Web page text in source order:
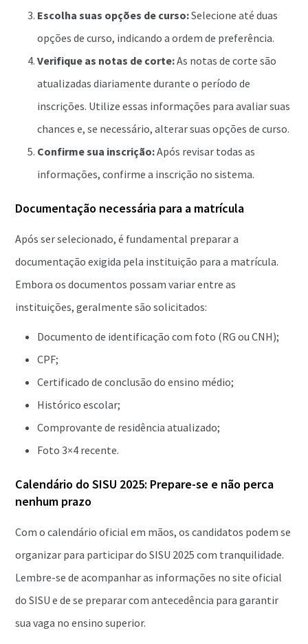
Escolha suas opções de curso:Selecione até duas
opções de curso, indicando a ordem de preferência.
Verifique as notas de corte:As notas de corte são
atualizadas diariamente durante o período de
inscrições. Utilize essas informações para avaliar suas
chances e, se necessário, alterar suas opções de curso.
Confirme sua inscrição:Após revisar todas as
informações, confirme a inscrição no sistema.
Documentação necessária para a matrícula
Após ser selecionado, é fundamental preparar a
documentação exigida pela instituição para a matrícula.
Embora os documentos possam variar entre as
instituições, geralmente são solicitados:
Documento de identificação com foto (RG ou CNH);
CPF;
Certificado de conclusão do ensino médio;
Histórico escolar;
Comprovante de residência atualizado;
Foto 3×4 recente.
Calendário do SISU 2025: Prepare-se e não perca
nenhum prazo
Com o calendário oficial em mãos, os candidatos podem se
organizar para participar do SISU 2025 com tranquilidade.
Lembre-se de acompanhar as informações no site oficial
do SISU e de se preparar com antecedência para garantir
sua vaga no ensino superior.